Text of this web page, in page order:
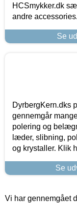
HCSmykker.dk
andre
Se
DyrbergKern.dks
gennemgår
polering og
læder, slibning,
og krystaller. Klik
Se
Vi har gennemgået